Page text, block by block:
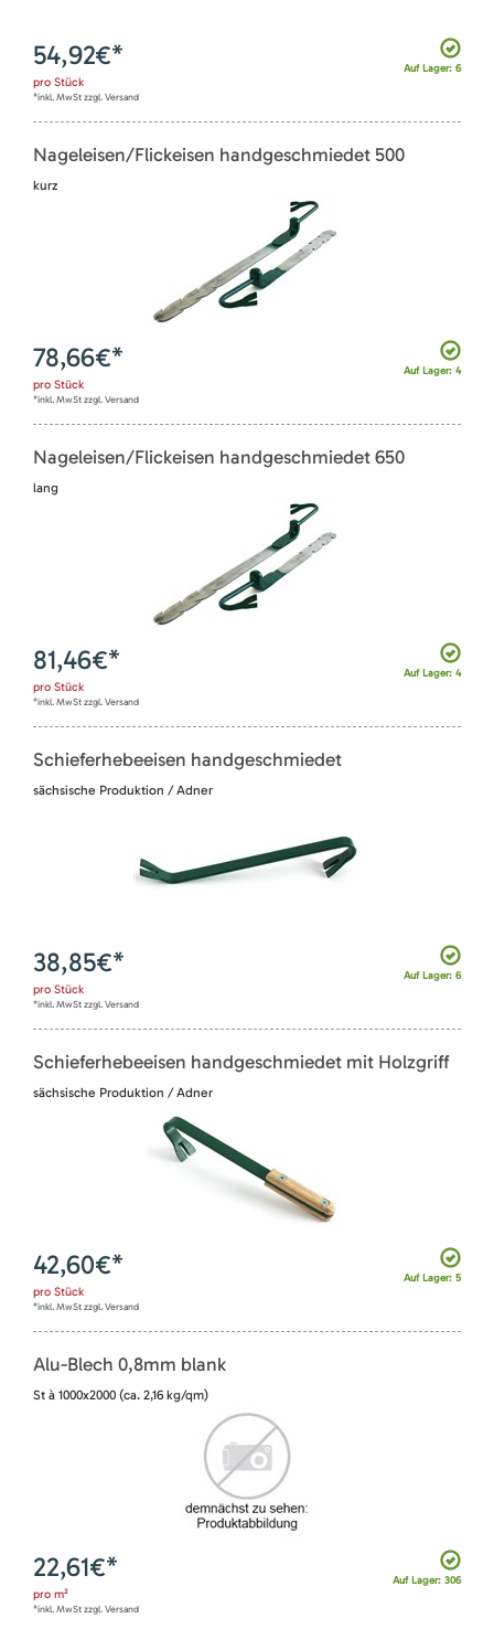
Auf Lager: 6
54,92€*
pro Stück
*inkl. MwSt zzgl. Versand
Nageleisen/Flickeisen handgeschmiedet 500
kurz
Auf Lager: 4
78,66€*
pro Stück
*inkl. MwSt zzgl. Versand
Nageleisen/Flickeisen handgeschmiedet 650
lang
Auf Lager: 4
81,46€*
pro Stück
*inkl. MwSt zzgl. Versand
Schieferhebeeisen handgeschmiedet
sächsische Produktion / Adner
Auf Lager: 6
38,85€*
pro Stück
*inkl. MwSt zzgl. Versand
Schieferhebeeisen handgeschmiedet mit Holzgriff
sächsische Produktion / Adner
Auf Lager: 5
42,60€*
pro Stück
*inkl. MwSt zzgl. Versand
Alu-Blech 0,8mm blank
St à 1000x2000 (ca. 2,16 kg/qm)
Auf Lager: 306
22,61€*
pro m²
*inkl. MwSt zzgl. Versand